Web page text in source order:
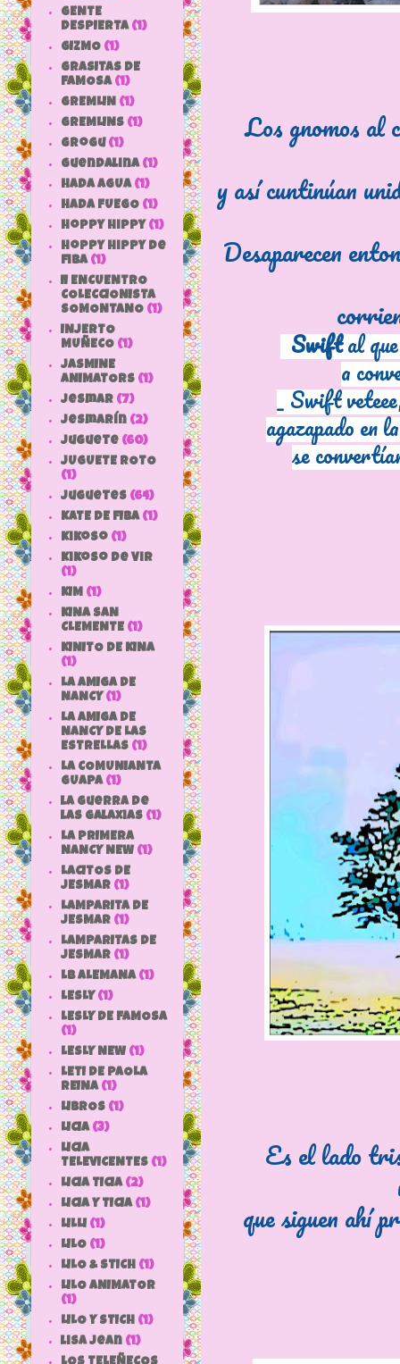
Los gnomos al
y así cuntinúan
Desaparecen
Swiftal
a
_ Swift
agazapado en
se
Es el lado
que siguen ahí
GENTE
DESPIERTA (1)
GIZMO (1)
GRASITAS DE
FAMOSA (1)
GREMLIN (1)
GREMLINS (1)
grogu (1)
Guendalina (1)
HADA AGUA (1)
HADA FUEGO (1)
hoppy hippy (1)
hoppy hippy de
fiba (1)
II ENCUENTRO
COLECCIONISTA
SOMONTANO (1)
INJERTO
MUÑECO (1)
JASMINE
ANIMATORS (1)
jesmar (7)
jesmarín (2)
juguete (60)
JUGUETE ROTO
(1)
Juguetes (64)
KATE DE FIBA (1)
Kikoso (1)
Kikoso de Vir
(1)
KIM (1)
KINA SAN
CLEMENTE (1)
KINITO DE KINA
(1)
LA AMIGA DE
NANCY (1)
LA AMIGA DE
NANCY DE LAS
ESTRELLAS (1)
LA COMUNIANTA
GUAPA (1)
la guerra de
las galaxias (1)
LA PRIMERA
NANCY NEW (1)
LACITOS DE
JESMAR (1)
LAMPARITA DE
JESMAR (1)
LAMPARITAS DE
JESMAR (1)
LB ALEMANA (1)
LESLY (1)
LESLY DE FAMOSA
(1)
LESLY NEW (1)
LETI DE PAOLA
REINA (1)
LIBROS (1)
LICIA (3)
LICIA
TELEVICENTES (1)
LICIA TICIA (2)
LICIA Y TICIA (1)
LILLI (1)
LILO (1)
LILO & STICH (1)
LILO ANIMATOR
(1)
LILO Y STICH (1)
lisa jean (1)